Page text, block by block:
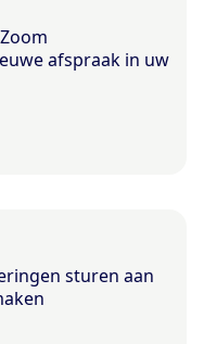
afspraak in uw
sturen aan